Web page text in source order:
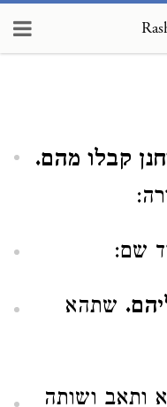
קבלו מהם.
שם:
שתהא
ותאב ושותה